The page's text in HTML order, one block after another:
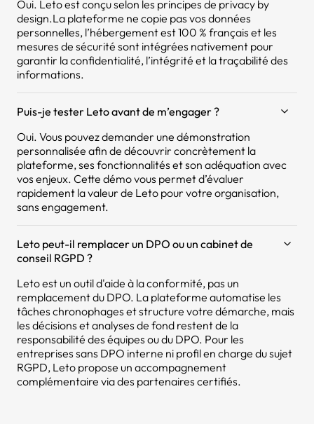
Oui. Leto est conçu selon les principes de privacy by
design.La plateforme ne copie pas vos données
personnelles, l’hébergement est 100 % français et les
mesures de sécurité sont intégrées nativement pour
garantir la confidentialité, l’intégrité et la traçabilité des
informations.
Puis-je tester Leto avant de m’engager ?
Oui. Vous pouvez demander une démonstration
personnalisée afin de découvrir concrètement la
plateforme, ses fonctionnalités et son adéquation avec
vos enjeux. Cette démo vous permet d’évaluer
rapidement la valeur de Leto pour votre organisation,
sans engagement.
Leto peut-il remplacer un DPO ou un cabinet de
conseil RGPD ?
Leto est un outil d'aide à la conformité, pas un
remplacement du DPO. La plateforme automatise les
tâches chronophages et structure votre démarche, mais
les décisions et analyses de fond restent de la
responsabilité des équipes ou du DPO. Pour les
entreprises sans DPO interne ni profil en charge du sujet
RGPD, Leto propose un accompagnement
complémentaire via des partenaires certifiés.